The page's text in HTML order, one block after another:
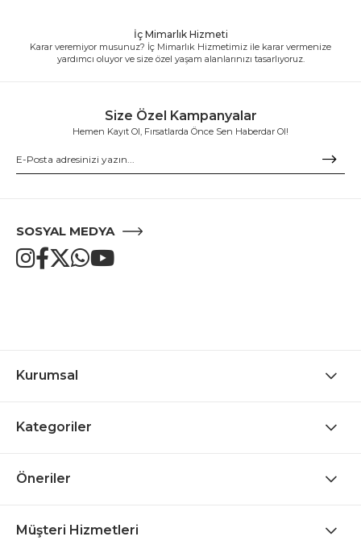
İç Mimarlık Hizmeti
Karar veremiyor musunuz? İç Mimarlık Hizmetimiz ile karar vermenize
yardımcı oluyor ve size özel yaşam alanlarınızı tasarlıyoruz.
Size Özel Kampanyalar
Hemen Kayıt Ol, Fırsatlarda Önce Sen Haberdar Ol!
SOSYAL MEDYA
Kurumsal
Kategoriler
Öneriler
Müşteri Hizmetleri